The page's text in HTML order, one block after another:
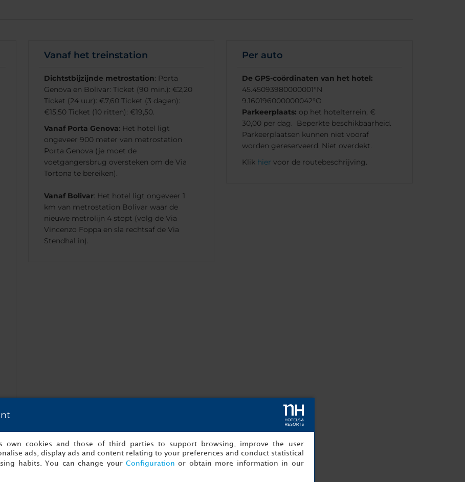
Vanaf het treinstation
Dichtstbijzijnde metrostation: Porta
Genova en Bolivar: Ticket (90 min.): €2,20
Ticket (24 uur): €7,60 Ticket (3 dagen):
€15,50 Ticket (10 ritten): €19,50.
Vanaf Porta Genova: Het hotel ligt
ongeveer 900 meter van metrostation
Porta Genova (je moet de
voetgangersbrug oversteken om de Via
Tortona te bereiken).
Vanaf Bolivar: Het hotel ligt ongeveer 1
km van metrostation Bolivar waar de
nieuwe metrolijn 4 stopt (volg de Via
Vincenzo Foppa en sla rechtsaf de Via
Stendhal in).
Per auto
De GPS-coördinaten van het hotel:
45.45093980000001°N
9.160196000000042°O
Parkeerplaats: op het hotelterrein, €
30,00 per dag. Beperkte beschikbaarheid.
Parkeerplaatsen kunnen niet vooraf
worden gereserveerd. Niet overdekt.
Klik hier voor de routebeschrijving.
own cookies and those of third parties to support browsing, improve the user
ads, display ads and content relating to your preferences and conduct statistical
habits. You can change your Configuration or obtain more information in our